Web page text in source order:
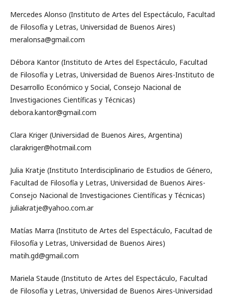
Mercedes Alonso (Instituto de Artes del Espectáculo, Facultad
de Filosofía y Letras, Universidad de Buenos Aires)
meralonsa@gmail.com
Débora Kantor (Instituto de Artes del Espectáculo, Facultad
de Filosofía y Letras, Universidad de Buenos Aires-Instituto de
Desarrollo Económico y Social, Consejo Nacional de
Investigaciones Científicas y Técnicas)
debora.kantor@gmail.com
Clara Kriger (Universidad de Buenos Aires, Argentina)
clarakriger@hotmail.com
Julia Kratje (Instituto Interdisciplinario de Estudios de Género,
Facultad de Filosofía y Letras, Universidad de Buenos Aires-
Consejo Nacional de Investigaciones Científicas y Técnicas)
juliakratje@yahoo.com.ar
Matías Marra (Instituto de Artes del Espectáculo, Facultad de
Filosofía y Letras, Universidad de Buenos Aires)
matih.gd@gmail.com
Mariela Staude (Instituto de Artes del Espectáculo, Facultad
de Filosofía y Letras, Universidad de Buenos Aires-Universidad